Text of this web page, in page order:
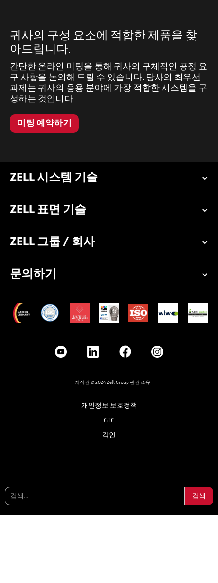
귀사의 구성 요소에 적합한 제품을 찾
아드립니다.
간단한 온라인 미팅을 통해 귀사의 구체적인 공정 요
구 사항을 논의해 드릴 수 있습니다. 당사의 최우선
과제는 귀사의 응용 분야에 가장 적합한 시스템을 구
성하는 것입니다.
미팅 예약하기
ZELL 시스템 기술
ZELL 표면 기술
ZELL 그룹 / 회사
문의하기
저작권 © 2024 Zell Group 판권 소유
개인정보 보호정책
GTC
각인